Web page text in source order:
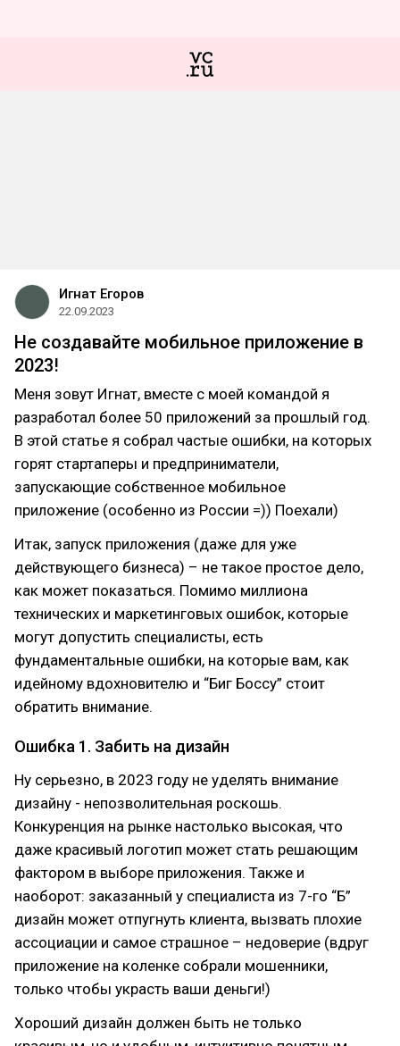
Игнат Егоров
22.09.2023
Не создавайте мобильное приложение в
2023!
Меня зовут Игнат, вместе с моей командой я
разработал более 50 приложений за прошлый год.
В этой статье я собрал частые ошибки, на которых
горят стартаперы и предприниматели,
запускающие собственное мобильное
приложение (особенно из России =)) Поехали)
Итак, запуск приложения (даже для уже
действующего бизнеса) – не такое простое дело,
как может показаться. Помимо миллиона
технических и маркетинговых ошибок, которые
могут допустить специалисты, есть
фундаментальные ошибки, на которые вам, как
идейному вдохновителю и “Биг Боссу” стоит
обратить внимание.
Ошибка 1. Забить на дизайн
Ну серьезно, в 2023 году не уделять внимание
дизайну - непозволительная роскошь.
Конкуренция на рынке настолько высокая, что
даже красивый логотип может стать решающим
фактором в выборе приложения. Также и
наоборот: заказанный у специалиста из 7-го “Б”
дизайн может отпугнуть клиента, вызвать плохие
ассоциации и самое страшное – недоверие (вдруг
приложение на коленке собрали мошенники,
только чтобы украсть ваши деньги!)
Хороший дизайн должен быть не только